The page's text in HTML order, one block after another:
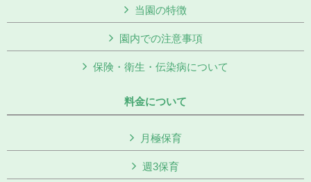
当園の特徴
園内での注意事項
保険・衛生・伝染病について
料金について
月極保育
週3保育